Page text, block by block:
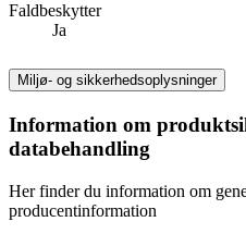
Faldbeskytter
Ja
Miljø- og sikkerhedsoplysninger
Information om
databehandling
Her finder du information om
producentinformation